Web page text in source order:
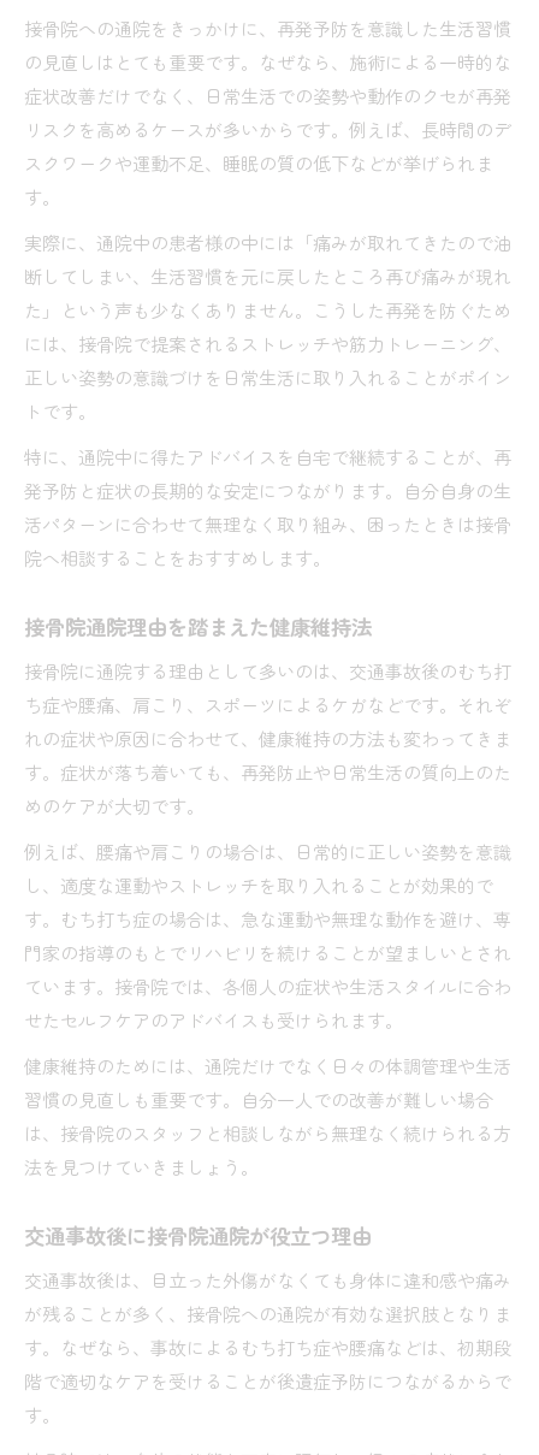
接骨院への通院をきっかけに、再発予防を意識した生活習慣
の見直しはとても重要です。なぜなら、施術による一時的な
症状改善だけでなく、日常生活での姿勢や動作のクセが再発
リスクを高めるケースが多いからです。例えば、長時間のデ
スクワークや運動不足、睡眠の質の低下などが挙げられま
す。
実際に、通院中の患者様の中には「痛みが取れてきたので油
断してしまい、生活習慣を元に戻したところ再び痛みが現れ
た」という声も少なくありません。こうした再発を防ぐため
には、接骨院で提案されるストレッチや筋力トレーニング、
正しい姿勢の意識づけを日常生活に取り入れることがポイン
トです。
特に、通院中に得たアドバイスを自宅で継続することが、再
発予防と症状の長期的な安定につながります。自分自身の生
活パターンに合わせて無理なく取り組み、困ったときは接骨
院へ相談することをおすすめします。
接骨院通院理由を踏まえた健康維持法
接骨院に通院する理由として多いのは、交通事故後のむち打
ち症や腰痛、肩こり、スポーツによるケガなどです。それぞ
れの症状や原因に合わせて、健康維持の方法も変わってきま
す。症状が落ち着いても、再発防止や日常生活の質向上のた
めのケアが大切です。
例えば、腰痛や肩こりの場合は、日常的に正しい姿勢を意識
し、適度な運動やストレッチを取り入れることが効果的で
す。むち打ち症の場合は、急な運動や無理な動作を避け、専
門家の指導のもとでリハビリを続けることが望ましいとされ
ています。接骨院では、各個人の症状や生活スタイルに合わ
せたセルフケアのアドバイスも受けられます。
健康維持のためには、通院だけでなく日々の体調管理や生活
習慣の見直しも重要です。自分一人での改善が難しい場合
は、接骨院のスタッフと相談しながら無理なく続けられる方
法を見つけていきましょう。
交通事故後に接骨院通院が役立つ理由
交通事故後は、目立った外傷がなくても身体に違和感や痛み
が残ることが多く、接骨院への通院が有効な選択肢となりま
す。なぜなら、事故によるむち打ち症や腰痛などは、初期段
階で適切なケアを受けることが後遺症予防につながるからで
す。